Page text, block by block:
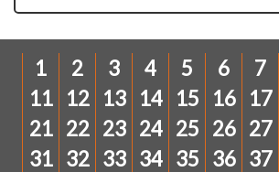
1 2 3 4 5 6 7
11
12 13 14 15 16 17
21 22 23 24 25 26 27
31 32 33 34 35 36 37